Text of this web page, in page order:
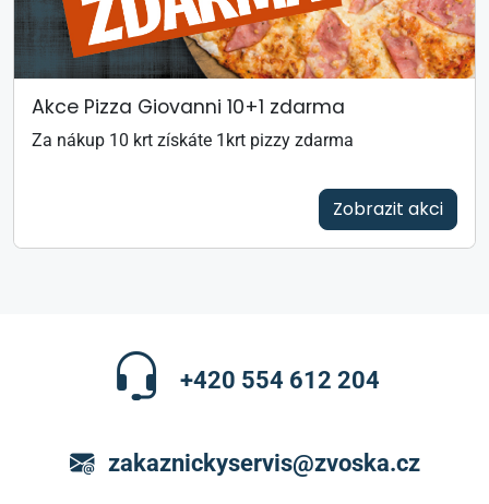
Akce Pizza Giovanni 10+1 zdarma
Za nákup 10 krt získáte 1krt pizzy zdarma
Zobrazit akci
+420 554 612 204
zakaznickyservis@zvoska.cz